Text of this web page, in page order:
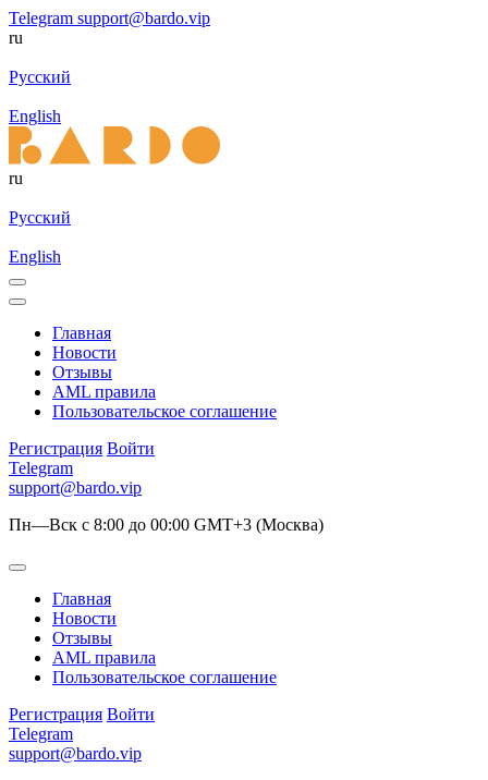
Telegram support@bardo.vip
ru
Русский
English
ru
Русский
English
Главная
Новости
Отзывы
AML правила
Пользовательское соглашение
Регистрация Войти
Telegram
support@bardo.vip
Пн—Вск с 8:00 до 00:00 GMT+3 (Москва)
Главная
Новости
Отзывы
AML правила
Пользовательское соглашение
Регистрация Войти
Telegram
support@bardo.vip